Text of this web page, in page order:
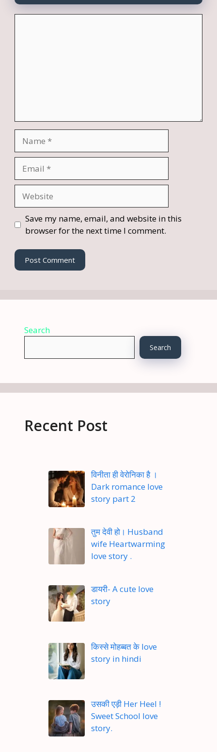
Save my name, email, and website in this
browser for the next time I comment.
Search
Search
Recent Post
विनीता ही वेरोनिका है ।
Dark romance love
story part 2
तुम देवी हो। Husband
wife Heartwarming
love story .
डायरी- A cute love
story
किस्से मोहब्बत के love
story in hindi
उसकी एड़ी Her Heel !
Sweet School love
story.